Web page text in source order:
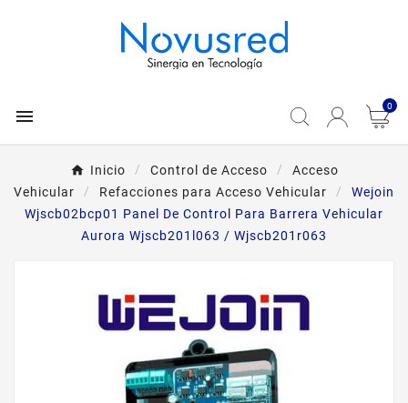
 0
Inicio Control de Acceso
Acceso
Vehicular
Refacciones para Acceso Vehicular
Wejoin
Wjscb02bcp01 Panel De Control Para Barrera Vehicular
Aurora Wjscb201l063 / Wjscb201r063